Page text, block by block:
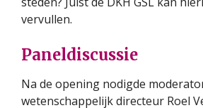
vervullen.
Paneldiscussie
Na de opening nodigde
wetenschappelijk directeur Roel